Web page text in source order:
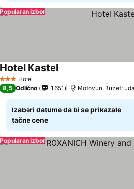
Popularan izbor
3 Zvezdice
Hotel
Hotel KastelPogledaj cene
8,5 Odlično 1.651 Motovun, Buzet:
Izaberi datume da bi se prikazale
tačne cene
Popularan izbor